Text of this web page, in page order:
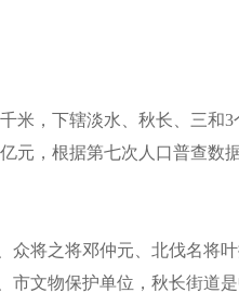
米，下辖淡水、秋长、三和3
元，根据第七次人口普查数
众将之将邓仲元、北伐名将
市文物保护单位，秋长街道